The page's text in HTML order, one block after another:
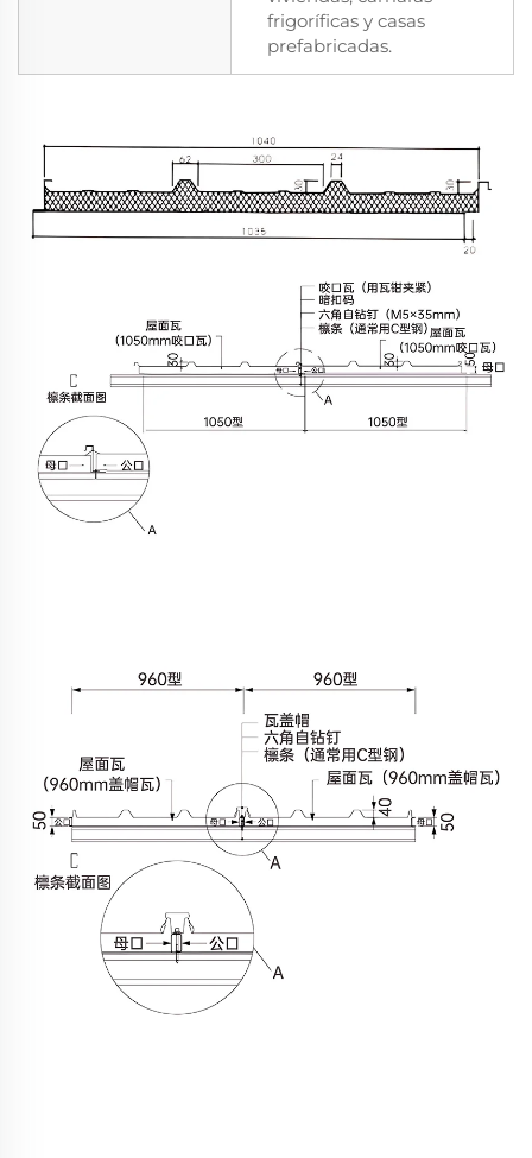
frigoríficas y casas
prefabricadas.